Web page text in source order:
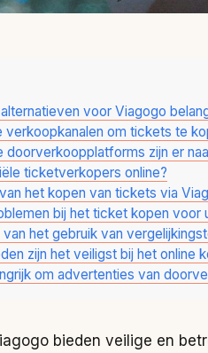
voor Viagogo
verkoopkanalen om tickets te
doorverkoopplatforms zijn er
ticketverkopers online?
het kopen van tickets via
bij het ticket kopen
het gebruik van
zijn het veiligst bij het online
om advertenties van
bieden veilige en